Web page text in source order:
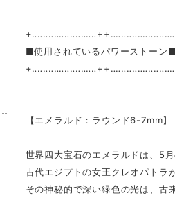
■使用されているパワーストーン■
【エメラルド：ラウンド6-7mm】
世界四大宝石のエメラルドは、5月
古代エジプトの女王クレオパトラ
その神秘的で深い緑色の光は、古